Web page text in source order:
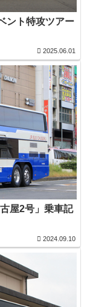
ント特攻ツアー
2025.06.01
屋2号」乗車記
2024.09.10